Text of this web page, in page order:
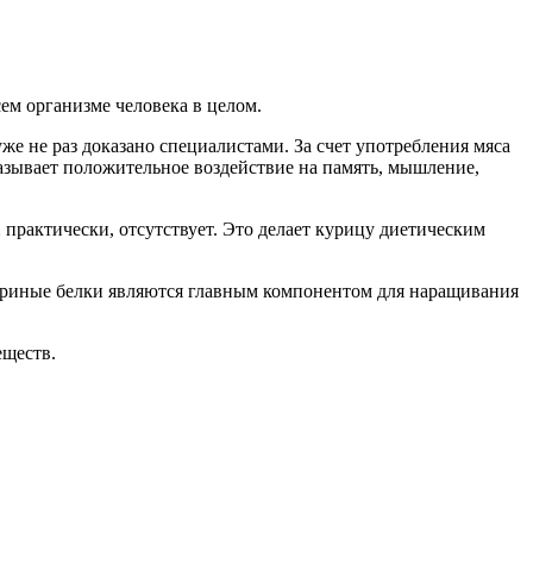
организме человека в целом.
раз доказано специалистами. За счет употребления мяса
положительное воздействие на память, мышление,
отсутствует. Это делает курицу диетическим
белки являются главным компонентом для наращивания